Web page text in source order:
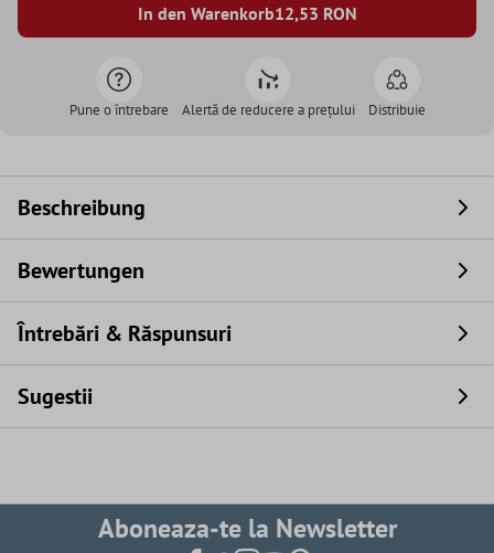
In den Warenkorb12,53 RON
Pune o întrebare Alertă de reducere a prețului Distribuie
Beschreibung
Bewertungen
Întrebări & Răspunsuri
Sugestii
Aboneaza-te la Newsletter